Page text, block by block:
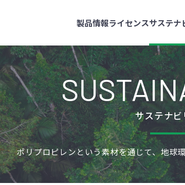
製品情報ライセンスサステナ
サステナビ
ポリプロピレンという素材を通じて、地球